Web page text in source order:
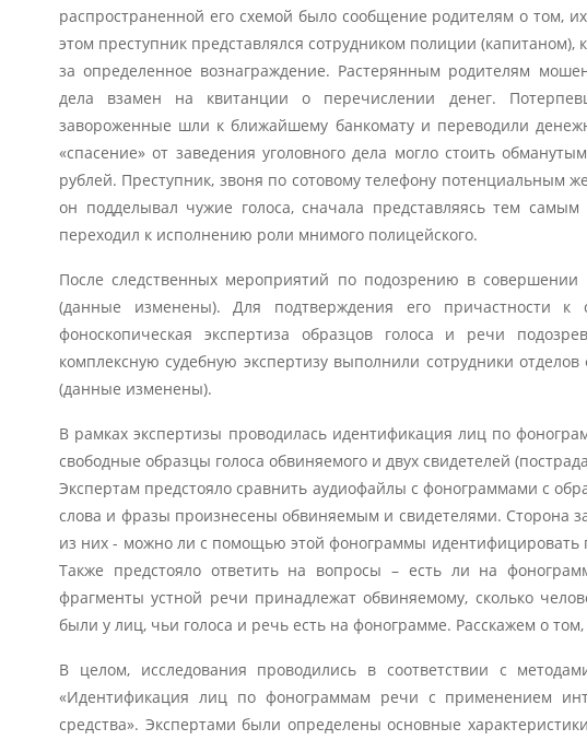
распространенной его схемой было сообщение родителям о том,
этом преступник представлялся сотрудником полиции
за определенное вознаграждение. Растерянным родителям
дела взамен на квитанции о перечислении денег.
завороженные шли к ближайшему банкомату и переводили
«спасение» от заведения уголовного дела могло стоить
рублей. Преступник, звоня по сотовому телефону потенциальным
он подделывал чужие голоса, сначала представляясь тем
переходил к исполнению роли мнимого полицейского.
После следственных мероприятий по подозрению в
(данные изменены). Для подтверждения его причастности к
фоноскопическая экспертиза образцов голоса и речи
комплексную судебную экспертизу выполнили сотрудники
(данные изменены).
В рамках экспертизы проводилась идентификация лиц по
свободные образцы голоса обвиняемого и двух свидетелей
Экспертам предстояло сравнить аудиофайлы с фонограммами с
слова и фразы произнесены обвиняемым и свидетелями. Сторона
из них - можно ли с помощью этой фонограммы идентифицировать
Также предстояло ответить на вопросы – есть ли на
фрагменты устной речи принадлежат обвиняемому, сколько
были у лиц, чьи голоса и речь есть на фонограмме. Расскажем о
В целом, исследования проводились в соответствии с
«Идентификация лиц по фонограммам речи с применением
средства». Экспертами были определены основные